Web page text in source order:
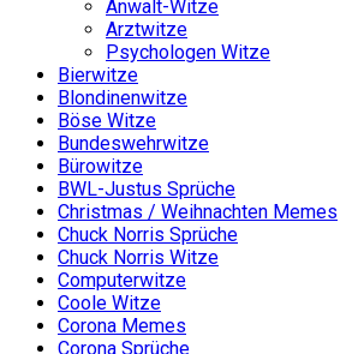
Anwalt-Witze
Arztwitze
Psychologen Witze
Bierwitze
Blondinenwitze
Böse Witze
Bundeswehrwitze
Bürowitze
BWL-Justus Sprüche
Christmas / Weihnachten Memes
Chuck Norris Sprüche
Chuck Norris Witze
Computerwitze
Coole Witze
Corona Memes
Corona Sprüche